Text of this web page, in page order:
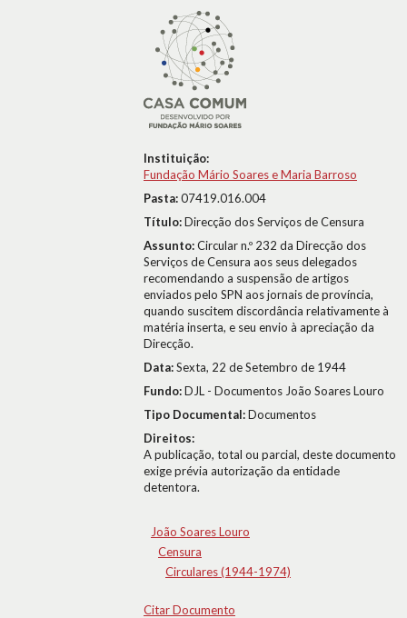
Instituição:
Fundação Mário Soares e Maria Barroso
Pasta:07419.016.004
Título:Direcção dos Serviços de Censura
Assunto:Circular n.º 232 da Direcção dos
Serviços de Censura aos seus delegados
recomendando a suspensão de artigos
enviados pelo SPN aos jornais de província,
quando suscitem discordância relativamente à
matéria inserta, e seu envio à apreciação da
Direcção.
Data:Sexta, 22 de Setembro de 1944
Fundo:DJL - Documentos João Soares Louro
Tipo Documental:Documentos
Direitos:
A publicação, total ou parcial, deste documento
exige prévia autorização da entidade
detentora.
João Soares Louro
Censura
Circulares (1944-1974)
Citar Documento